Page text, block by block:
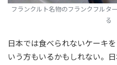
フランクルト名物のフランクフルタ
る
日本では食べられないケーキ
いう方もいるかもしれない。